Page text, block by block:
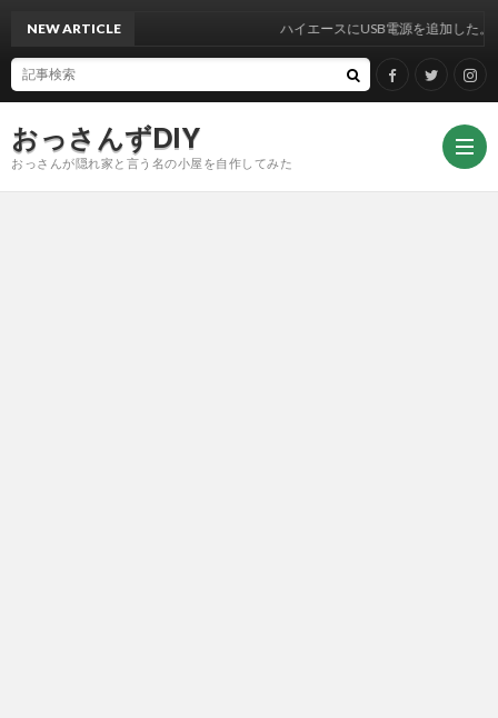
おっさんずDIY
おっさんが隠れ家と言う名の小屋を自作してみた
NEW ARTICLE ハイエースにUSB電源を追加した。